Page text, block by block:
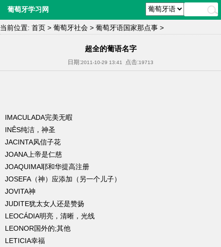
葡萄牙学习网
当前位置: 首页 > 葡萄牙社会 > 葡萄牙语国家那点事 >
超全的葡语名字
日期:2011-10-29 13:41 点击:19713
IMACULADA完美无暇
INÊS纯洁，神圣
JACINTA风信子花
JOANA上帝是仁慈
JOAQUIMA耶和华提高注册
JOSEFA（神）应添加（另一个儿子）
JOVITA神
JUDITE犹太女人还是赞扬
LEOCÁDIA明亮，清晰，光线
LEONOR国外的;其他
LETICIA幸福